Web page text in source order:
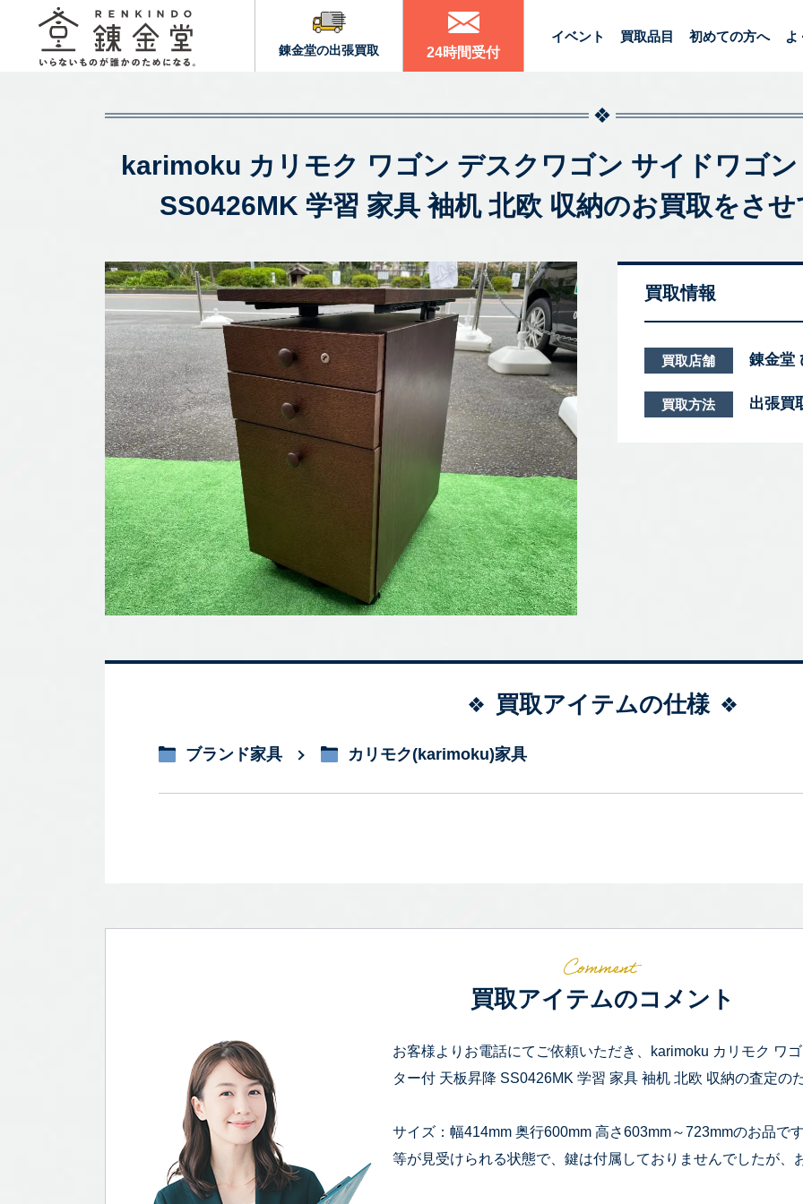
錬金堂の出張買取 24時間受付
イベント 買取品目 初めての方へ よ
karimoku カリモク ワゴン デスクワゴン サイドワゴ
SS0426MK 学習 家具 袖机 北欧 収納のお買取をさ
買取情報
買取店舗 錬金堂
買取方法 出張買
買取アイテムの仕様
ブランド家具 カリモク(karimoku)家具
買取アイテムのコメント
お客様よりお電話にてご依頼いただき、karimoku カリモク ワ
ター付 天板昇降 SS0426MK 学習 家具 袖机 北欧 収納の査定の
サイズ：幅414mm 奥行600mm 高さ603mm～723mmのお品で
等が見受けられる状態で、鍵は付属しておりませんでしたが、